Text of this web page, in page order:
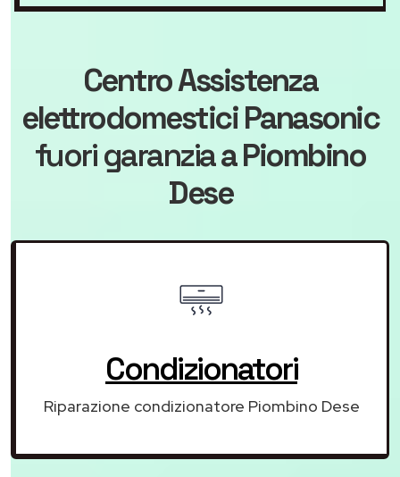
Centro Assistenza
elettrodomestici Panasonic
fuori garanziaa Piombino
Dese
Condizionatori
Riparazione condizionatore Piombino Dese